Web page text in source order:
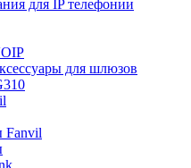
для IP телефонии
для шлюзов
Fanvil